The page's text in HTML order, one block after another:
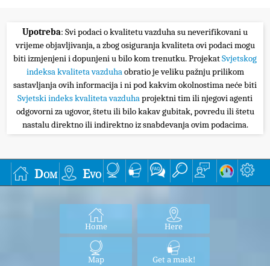
Upotreba: Svi podaci o kvalitetu vazduha su neverifikovani u
vrijeme objavljivanja, a zbog osiguranja kvaliteta ovi podaci mogu
biti izmjenjeni i dopunjeni u bilo kom trenutku. ProjekatSvjetskog
indeksa kvaliteta vazduhaobratio je veliku pažnju prilikom
sastavljanja ovih informacija i ni pod kakvim okolnostima neće biti
Svjetski indeks kvaliteta vazduhaprojektni tim ili njegovi agenti
odgovorni za ugovor, štetu ili bilo kakav gubitak, povredu ili štetu
nastalu direktno ili indirektno iz snabdevanja ovim podacima.
Dom Evo
Home Here
Map Get a mask!